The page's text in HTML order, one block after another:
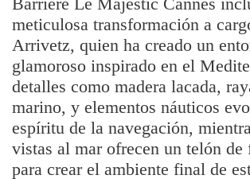
meticulosa transformación a
Arrivetz, quien ha creado un
glamoroso inspirado en el
detalles como madera lacada,
marino, y elementos náuticos
espíritu de la navegación,
vistas al mar ofrecen un telón de
para crear el ambiente final de